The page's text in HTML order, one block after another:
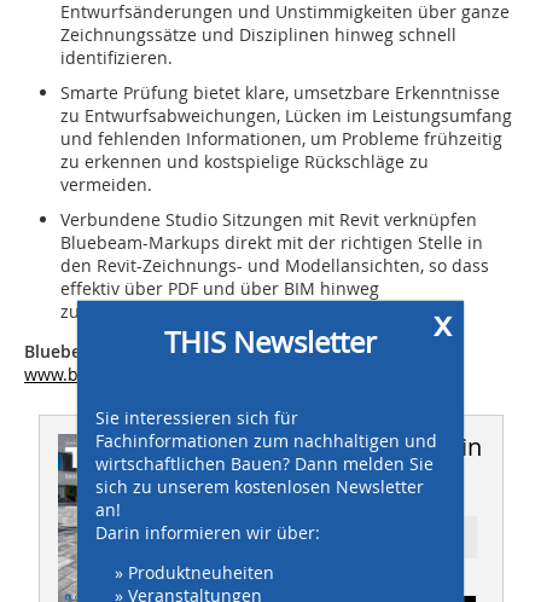
Entwurfsänderungen und Unstimmigkeiten über ganze
Zeichnungssätze und Disziplinen hinweg schnell
identifizieren.
Smarte Prüfung bietet klare, umsetzbare Erkenntnisse
zu Entwurfsabweichungen, Lücken im Leistungsumfang
und fehlenden Informationen, um Probleme frühzeitig
zu erkennen und kostspielige Rückschläge zu
vermeiden.
Verbundene Studio Sitzungen mit Revit verknüpfen
Bluebeam-Markups direkt mit der richtigen Stelle in
den Revit-Zeichnungs- und Modellansichten, so dass
effektiv über PDF und über BIM hinweg
zusammengearbeitet werden kann.
Bluebeam GmbH
www.bluebeam.com
Dieser Artikel erschien in
THIS 6-7/2026
Ressort: DIGITALISIERUNG + KI
x
THIS Newsletter
Sie interessieren sich für
Fachinformationen zum nachhaltigen und
wirtschaftlichen Bauen? Dann melden Sie
sich zu unserem kostenlosen Newsletter
an!
Darin informieren wir über:
» Produktneuheiten
» Veranstaltungen